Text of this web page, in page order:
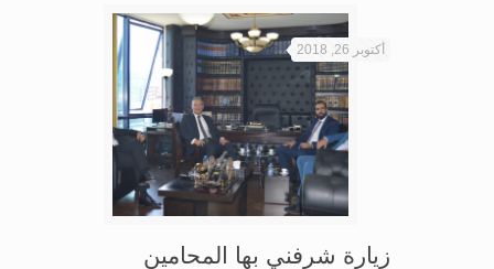
أكتوبر 26, 2018
زيارة شرفني بها المحامين